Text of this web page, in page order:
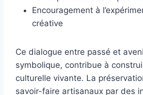
Encouragement à
créative
Ce dialogue entre passé et
symbolique, contribue à
culturelle vivante. La
savoir-faire artisanaux par des